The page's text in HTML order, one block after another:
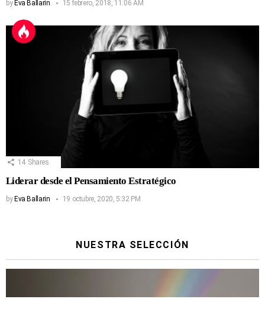
byEva Ballarin 15 febrero, 2018, 11:06 AM
14 Shares
Liderar desde el Pensamiento Estratégico
byEva Ballarin 19 octubre, 2020, 5:32 PM
NUESTRA SELECCIÓN